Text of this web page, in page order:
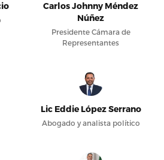
Carlos Johnny Méndez
Núñez
Presidente Cámara de
Representantes
Lic Eddie López Serrano
Abogado y analista político